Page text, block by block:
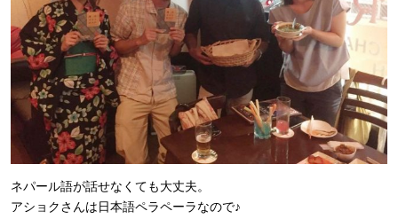
ネパール語が話せなくても大丈夫。
アショクさんは日本語ペラペーラなので♪